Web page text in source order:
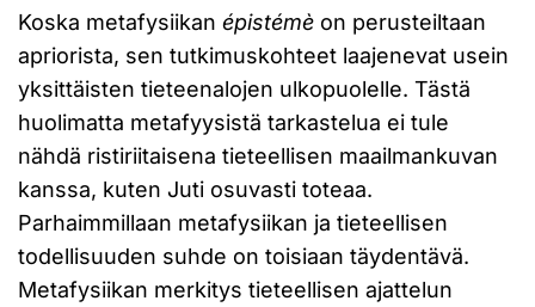
Koska metafysiikan épistémè on perusteiltaan
apriorista, sen tutkimuskohteet laajenevat usein
yksittäisten tieteenalojen ulkopuolelle. Tästä
huolimatta metafyysistä tarkastelua ei tule
nähdä ristiriitaisena tieteellisen maailmankuvan
kanssa, kuten Juti osuvasti toteaa.
Parhaimmillaan metafysiikan ja tieteellisen
todellisuuden suhde on toisiaan täydentävä.
Metafysiikan merkitys tieteellisen ajattelun